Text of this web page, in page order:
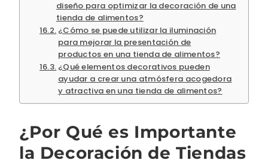
diseño para optimizar la decoración de una
tienda de alimentos?
¿Cómo se puede utilizar la iluminación
para mejorar la presentación de
productos en una tienda de alimentos?
¿Qué elementos decorativos pueden
ayudar a crear una atmósfera acogedora
y atractiva en una tienda de alimentos?
¿Por Qué es Importante
la Decoración de Tiendas